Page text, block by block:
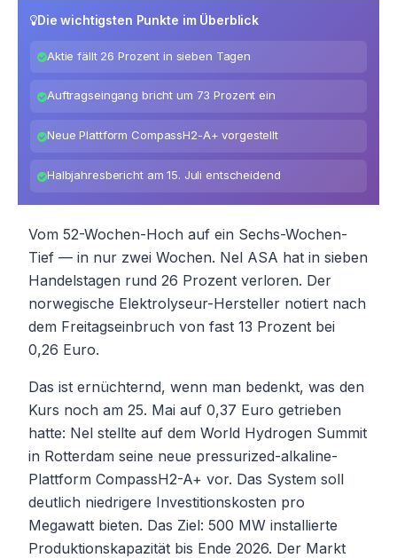
Die wichtigsten Punkte im Überblick
Aktie fällt 26 Prozent in sieben Tagen
Auftragseingang bricht um 73 Prozent ein
Neue Plattform CompassH2-A+ vorgestellt
Halbjahresbericht am 15. Juli entscheidend
Vom 52-Wochen-Hoch auf ein Sechs-Wochen-
Tief — in nur zwei Wochen. Nel ASA hat in sieben
Handelstagen rund 26 Prozent verloren. Der
norwegische Elektrolyseur-Hersteller notiert nach
dem Freitagseinbruch von fast 13 Prozent bei
0,26 Euro.
Das ist ernüchternd, wenn man bedenkt, was den
Kurs noch am 25. Mai auf 0,37 Euro getrieben
hatte: Nel stellte auf dem World Hydrogen Summit
in Rotterdam seine neue pressurized-alkaline-
Plattform CompassH2-A+ vor. Das System soll
deutlich niedrigere Investitionskosten pro
Megawatt bieten. Das Ziel: 500 MW installierte
Produktionskapazität bis Ende 2026. Der Markt